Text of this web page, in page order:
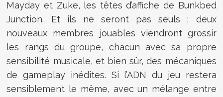
Mayday et Zuke, les têtes d’affiche de Bunkbed
Junction. Et ils ne seront pas seuls : deux
nouveaux membres jouables viendront grossir
les rangs du groupe, chacun avec sa propre
sensibilité musicale, et bien sûr, des mécaniques
de gameplay inédites. Si l’ADN du jeu restera
sensiblement le même, avec un mélange entre